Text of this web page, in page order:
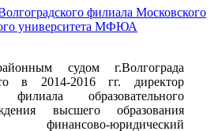
судом г.Волгограда
в 2014-2016 гг. директор
филиала образовательного
высшего образования
финансово-юридический